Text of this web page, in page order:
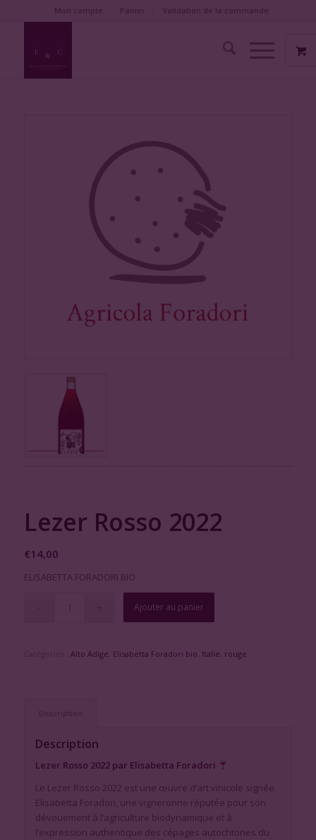
Lezer Rosso 2022
€14,00
ELISABETTA FORADORI BIO
Ajouter au panier
Alto Adige Elisabetta Foradori bio Italie rouge
Description
Lezer Rosso 2022 par Elisabetta Foradori
Le Lezer Rosso 2022 est une œuvre d’art vinicole signée
Elisabetta Foradori, une vigneronne réputée pour son
dévouement à l’agriculture biodynamique et à
l’expression authentique des cépages autochtones du